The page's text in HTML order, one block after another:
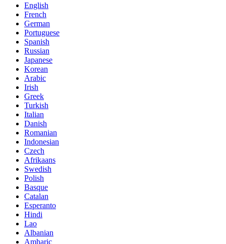
English
French
German
Portuguese
Spanish
Russian
Japanese
Korean
Arabic
Irish
Greek
Turkish
Italian
Danish
Romanian
Indonesian
Czech
Afrikaans
Swedish
Polish
Basque
Catalan
Esperanto
Hindi
Lao
Albanian
Amharic